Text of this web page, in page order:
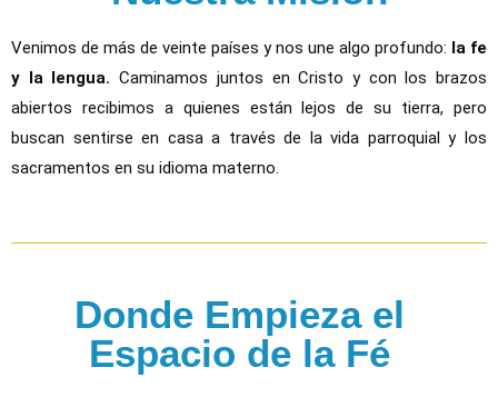
Venimos de más de veinte países y nos une algo profundo: la fe
y la lengua. Caminamos juntos en Cristo y con los brazos
abiertos recibimos a quienes están lejos de su tierra, pero
buscan sentirse en casa a través de la vida parroquial y los
sacramentos en su idioma materno.
Donde Empieza el
Espacio de la Fé